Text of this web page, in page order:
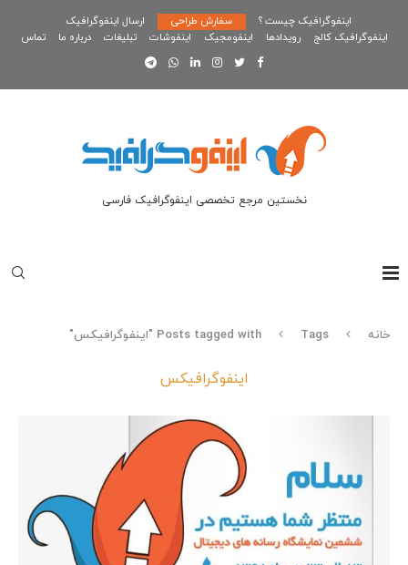
اینفوگرافیک چیست ؟ سفارش طراحی
ارسال اینفوگرافیک
اینفوگرافیک کالج
رویدادها اینفومجیک اینفوشات تبلیغات درباره ما تماس
نخستین مرجع تخصصی اینفوگرافیک فارسی
خانه Tags Posts tagged with "اینفوگرافیکس"
اینفوگرافیکس